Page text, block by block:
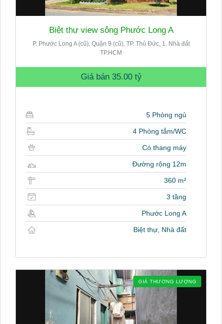
Biệt thự view sông Phước Long A
P. Phước Long A (cũ), Quận 9 (cũ), TP. Thủ Đức, 1. Nhà đất
TP.HCM
Giá bán 35.00 tỷ
5 Phòng ngủ
4 Phòng tắm/WC
Có thang máy
Đường rộng 12m
360 m²
3 tầng
Phước Long A
Biệt thự, Nhà đất
GIÁ THƯƠNG LƯỢNG